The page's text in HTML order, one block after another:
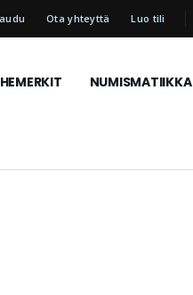
Ota yhteyttä Luo tili
NUMISMATIIKKA